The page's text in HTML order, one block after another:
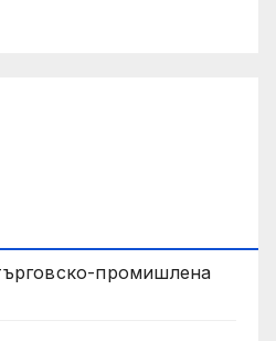
промишлена